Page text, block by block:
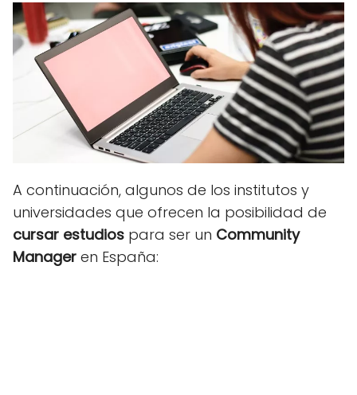
A continuación, algunos de los institutos y
universidades que ofrecen la posibilidad de
cursar estudios para ser un Community
Manager en España: